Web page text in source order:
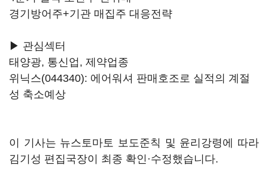
경기방어주+기관 매집주 대응전략
▶ 관심섹터
태양광, 통신업, 제약업종
위닉스(044340): 에어워셔 판매호조로 실적의 계절
성 축소예상
이 기사는 뉴스토마토 보도준칙 및 윤리강령에 따라
김기성 편집국장이 최종 확인·수정했습니다.